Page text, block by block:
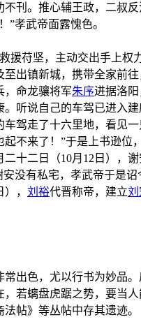
刊。推心辅王政，二叔
”孝武帝面露愧色。
援苻坚，主动交出手上
出镇新城，携带全家前
，命龙骧将军朱序进据洛
听说自己的车驾已进入
驾走了十六里地，看见
不来了！”于是上书逊
十二日（10月12日），
没有私宅，孝武帝于是
， 刘裕代晋称帝，建立刘
常出色，尤以行书为妙品
若螭盘虎踞之势，要当
帖》等丛帖中存其遗迹。